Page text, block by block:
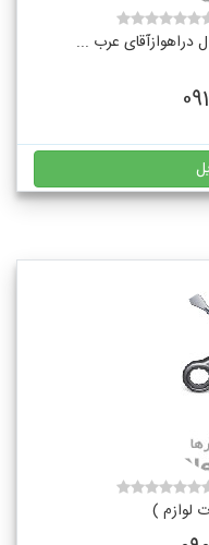
عرب ...
)